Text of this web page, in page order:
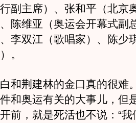
行副主席）、张和平（北京
陈维亚（奥运会开幕式副
李双江（歌唱家）、陈少
。
荆建林的金口真的很难
和奥运有关的大事儿，但
前，就是死活也不说：“